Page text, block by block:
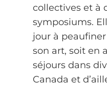
collectives et à
symposiums.
jour à
son art, soit en
séjours dans
Canada et